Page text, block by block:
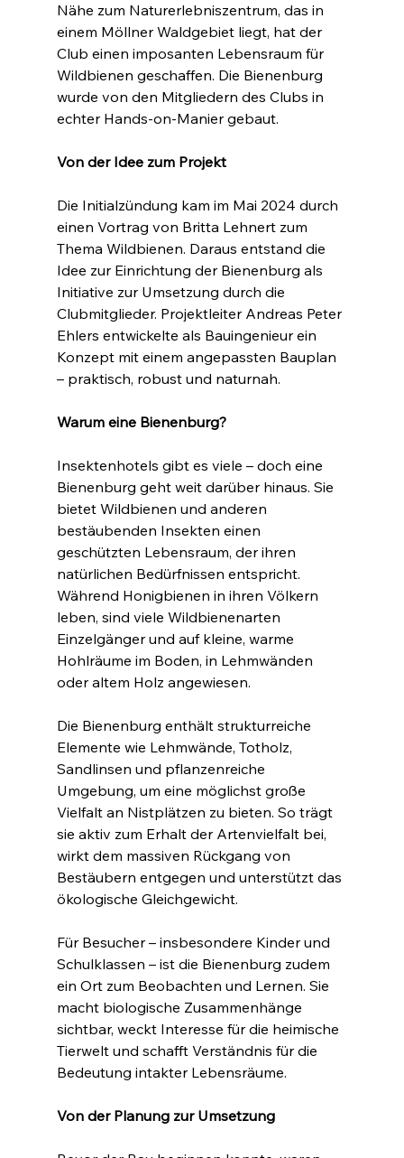
Nähe zum Naturerlebniszentrum, das in
einem Möllner Waldgebiet liegt, hat der
Club einen imposanten Lebensraum für
Wildbienen geschaffen. Die Bienenburg
wurde von den Mitgliedern des Clubs in
echter Hands-on-Manier gebaut.
Von der Idee zum Projekt
Die Initialzündung kam im Mai 2024 durch
einen Vortrag von Britta Lehnert zum
Thema Wildbienen. Daraus entstand die
Idee zur Einrichtung der Bienenburg als
Initiative zur Umsetzung durch die
Clubmitglieder. Projektleiter Andreas Peter
Ehlers entwickelte als Bauingenieur ein
Konzept mit einem angepassten Bauplan
– praktisch, robust und naturnah.
Warum eine Bienenburg?
Insektenhotels gibt es viele – doch eine
Bienenburg geht weit darüber hinaus. Sie
bietet Wildbienen und anderen
bestäubenden Insekten einen
geschützten Lebensraum, der ihren
natürlichen Bedürfnissen entspricht.
Während Honigbienen in ihren Völkern
leben, sind viele Wildbienenarten
Einzelgänger und auf kleine, warme
Hohlräume im Boden, in Lehmwänden
oder altem Holz angewiesen.
Die Bienenburg enthält strukturreiche
Elemente wie Lehmwände, Totholz,
Sandlinsen und pflanzenreiche
Umgebung, um eine möglichst große
Vielfalt an Nistplätzen zu bieten. So trägt
sie aktiv zum Erhalt der Artenvielfalt bei,
wirkt dem massiven Rückgang von
Bestäubern entgegen und unterstützt das
ökologische Gleichgewicht.
Für Besucher – insbesondere Kinder und
Schulklassen – ist die Bienenburg zudem
ein Ort zum Beobachten und Lernen. Sie
macht biologische Zusammenhänge
sichtbar, weckt Interesse für die heimische
Tierwelt und schafft Verständnis für die
Bedeutung intakter Lebensräume.
Von der Planung zur Umsetzung